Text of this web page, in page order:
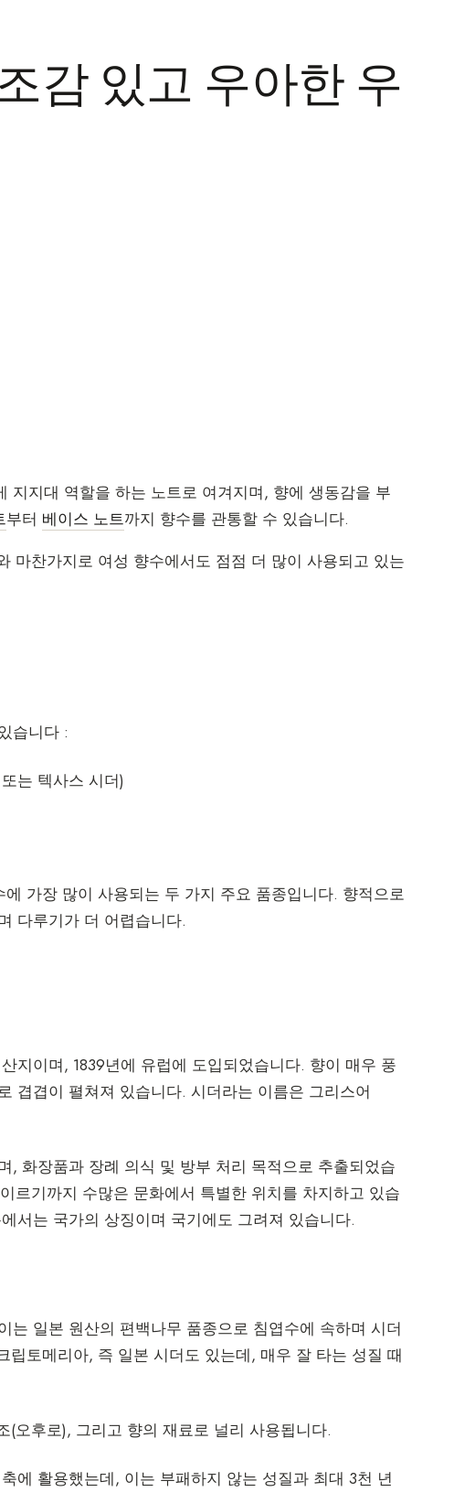
감 있고 우아한 우
지지대 역할을 하는 노트로 여겨지며, 향에 생동감을 부
부터 베이스 노트까지 향수를 관통할 수 있습니다.
마찬가지로 여성 향수에서도 점점 더 많이 사용되고 있는
습니다 :
는 텍사스 시더)
가장 많이 사용되는 두 가지 주요 품종입니다. 향적으로
다루기가 더 어렵습니다.
지이며, 1839년에 유럽에 도입되었습니다. 향이 매우 풍
겹겹이 펼쳐져 있습니다. 시더라는 이름은 그리스어
, 화장품과 장례 의식 및 방부 처리 목적으로 추출되었습
르기까지 수많은 문화에서 특별한 위치를 차지하고 있습
서는 국가의 상징이며 국기에도 그려져 있습니다.
는 일본 원산의 편백나무 품종으로 침엽수에 속하며 시더
토메리아, 즉 일본 시더도 있는데, 매우 잘 타는 성질 때
오후로), 그리고 향의 재료로 널리 사용됩니다.
에 활용했는데, 이는 부패하지 않는 성질과 최대 3천 년